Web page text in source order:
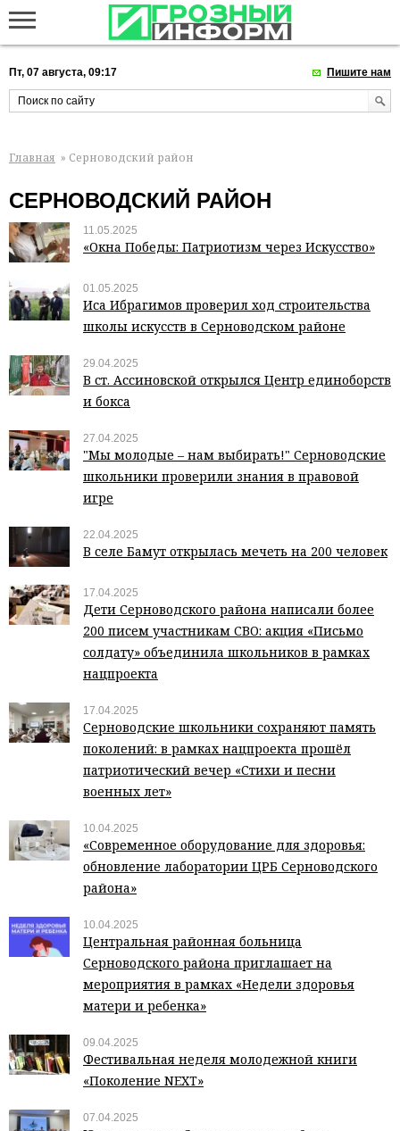
Пт, 07 августа, 09:17 Пишите нам
Главная » Серноводский район
СЕРНОВОДСКИЙ РАЙОН
11.05.2025
«Окна Победы: Патриотизм через Искусство»
01.05.2025
Иса Ибрагимов проверил ход строительства
школы искусств в Серноводском районе
29.04.2025
В ст. Ассиновской открылся Центр единоборств
и бокса
27.04.2025
"Мы молодые – нам выбирать!" Серноводские
школьники проверили знания в правовой
игре
22.04.2025
В селе Бамут открылась мечеть на 200 человек
17.04.2025
Дети Серноводского района написали более
200 писем участникам СВО: акция «Письмо
солдату» объединила школьников в рамках
нацпроекта
17.04.2025
Серноводские школьники сохраняют память
поколений: в рамках нацпроекта прошёл
патриотический вечер «Стихи и песни
военных лет»
10.04.2025
«Современное оборудование для здоровья:
обновление лаборатории ЦРБ Серноводского
района»
10.04.2025
Центральная районная больница
Серноводского района приглашает на
мероприятия в рамках «Недели здоровья
матери и ребенка»
09.04.2025
Фестивальная неделя молодежной книги
«Поколение NEXT»
07.04.2025